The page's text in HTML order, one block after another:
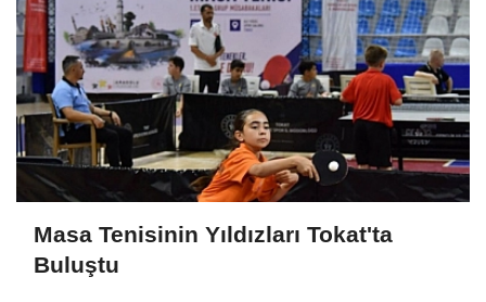
Masa Tenisinin Yıldızları Tokat'ta
Buluştu